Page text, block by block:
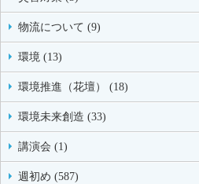
物流について (9)
環境 (13)
環境推進（花壇） (18)
環境未来創造 (33)
講演会 (1)
週初め (587)